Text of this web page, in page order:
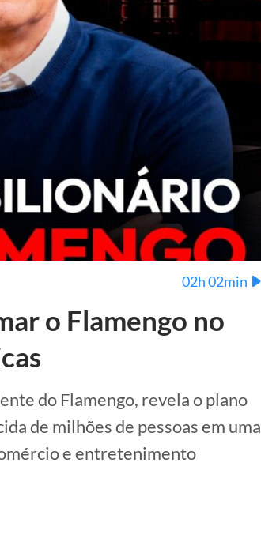
02h 02min
o Flamengo no
do Flamengo, revela o plano
de milhões de pessoas em uma
e entretenimento